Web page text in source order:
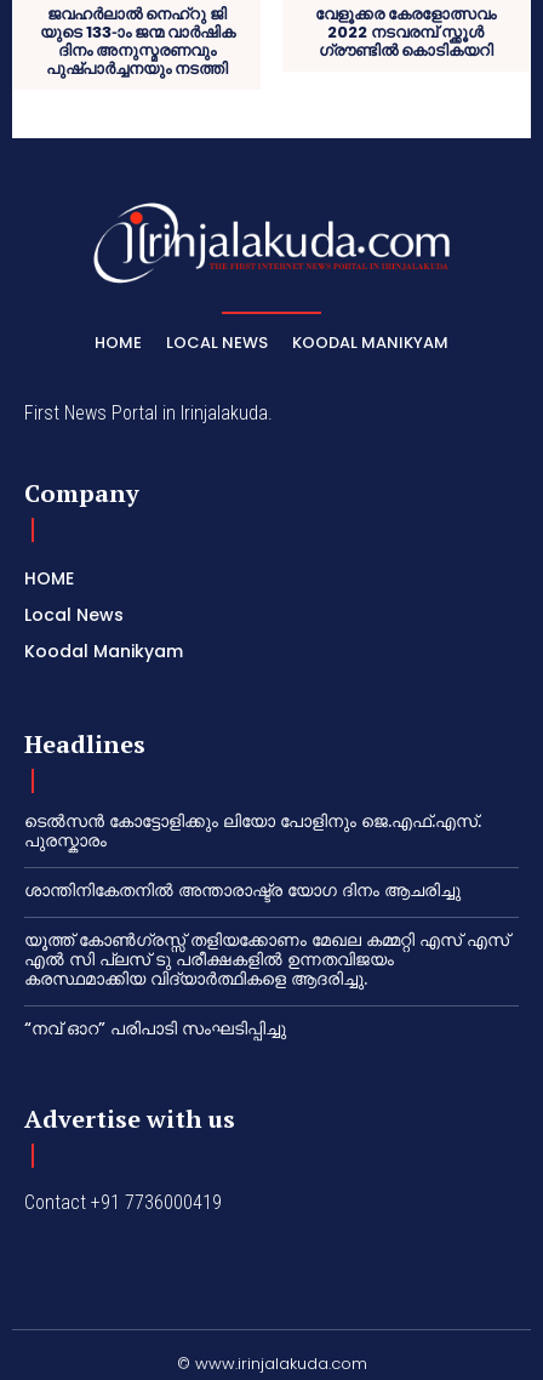
ജവഹർലാൽ നെഹ്റു ജി
യുടെ 133-ാം ജന്മ വാർഷിക
ദിനം അനുസ്മരണവും
പുഷ്പാർച്ചനയും നടത്തി
വേളൂക്കര കേരളോത്സവം
2022 നടവരമ്പ് സ്ക്കൂൾ
ഗ്രൗണ്ടിൽ കൊടികയറി
HOME LOCAL NEWS KOODAL MANIKYAM
First News Portal in Irinjalakuda.
Company
HOME
Local News
Koodal Manikyam
Headlines
ടെൽസൻ കോട്ടോളിക്കും ലിയോ പോളിനും ജെ.എഫ്.എസ്.
പുരസ്കാരം
ശാന്തിനികേതനിൽ അന്താരാഷ്ട്ര യോഗ ദിനം ആചരിച്ചു
യൂത്ത് കോൺഗ്രസ്സ് തളിയക്കോണം മേഖല കമ്മറ്റി എസ് എസ്
എൽ സി പ്ലസ് ടു പരീക്ഷകളിൽ ഉന്നതവിജയം
കരസ്ഥമാക്കിയ വിദ്യാർത്ഥികളെ ആദരിച്ചു.
“നവ് ഓറ” പരിപാടി സംഘടിപ്പിച്ചു
Advertise with us
Contact +91 7736000419
© www.irinjalakuda.com